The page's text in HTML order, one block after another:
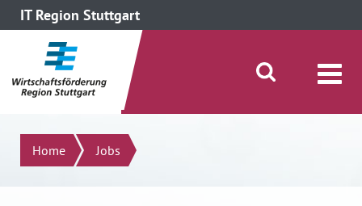
IT Region Stuttgart
direkt zum Inhalt dieser Seite
direkt zum Menü springen
Suche öffnen/schließen
Suchen
Home Jobs